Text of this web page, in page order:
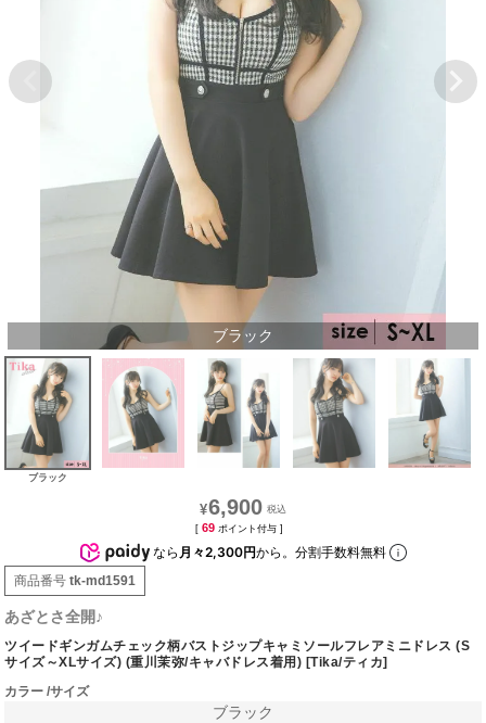
ブラック
ブラック
¥6,900
[ 69 ポイント付与 ]
なら 月々2,300円から。分割手数料無料
商品番号 tk-md1591
あざとさ全開♪
ツイードギンガムチェック柄バストジップキャミソールフレアミニドレス (S
サイズ～XLサイズ) (重川茉弥/キャバドレス着用) [Tika/ティカ]
カラー サイズ
ブラック